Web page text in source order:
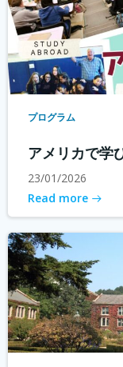
プログラム
アメリカで学
23/01/2026
Read more